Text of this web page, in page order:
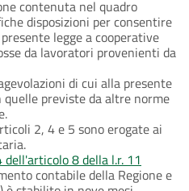
contenuta nel quadro
disposizioni per consentire
legge a cooperative
da lavoratori provenienti da
di cui alla presente
previste da altre norme
2, 4 e 5 sono erogate ai
dell'articolo 8 della l.r. 11
contabile della Regione e